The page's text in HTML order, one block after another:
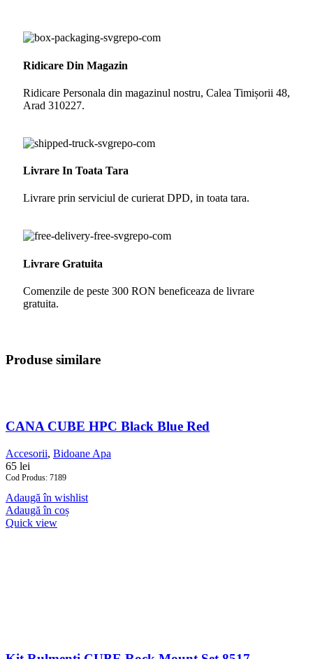
Ridicare Din Magazin
Ridicare Personala din magazinul nostru, Calea Timișorii 48,
Arad 310227.
Livrare In Toata Tara
Livrare prin serviciul de curierat DPD, in toata tara.
Livrare Gratuita
Comenzile de peste 300 RON beneficeaza de livrare
gratuita.
Produse similare
CANA CUBE HPC Black Blue Red
Accesorii, Bidoane Apa
65 lei
Cod Produs: 7189
Adaugă în wishlist
Adaugă în coș
Quick view